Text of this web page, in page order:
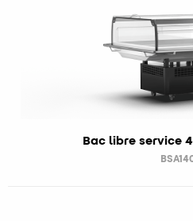
Bac libre service